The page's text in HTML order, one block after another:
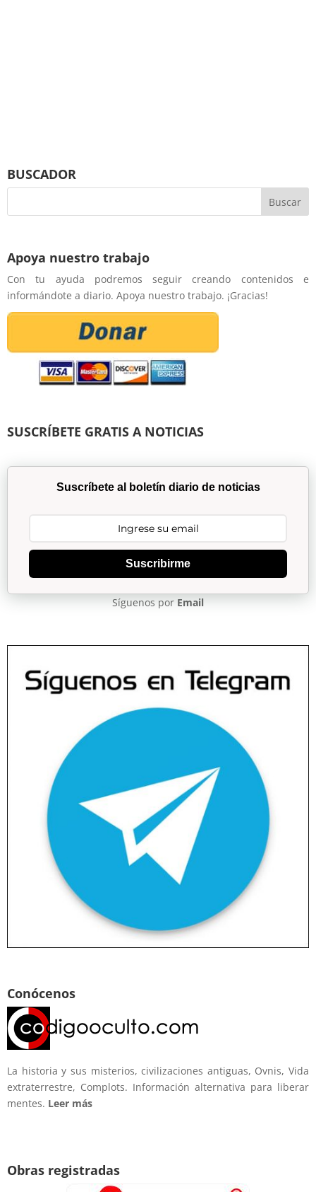
BUSCADOR
Apoya nuestro trabajo
Con tu ayuda podremos seguir creando contenidos e
informándote a diario. Apoya nuestro trabajo. ¡Gracias!
SUSCRÍBETE GRATIS A NOTICIAS
Suscríbete al boletín diario de noticias
Suscribirme
Síguenos por Email
Conócenos
La historia y sus misterios, civilizaciones antiguas, Ovnis, Vida
extraterrestre, Complots. Información alternativa para liberar
mentes. Leer más
Obras registradas